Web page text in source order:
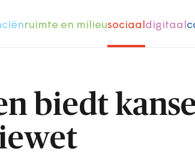
ruimte en milieusociaaldigitaal
biedt